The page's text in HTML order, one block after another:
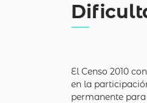
El Censo 2010
en la
permanente